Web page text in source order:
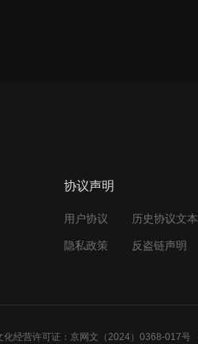
协议声明
用户协议 历史协议文本
隐私政策 反盗链声明
化经营许可证：京网文（2024）0368-017号